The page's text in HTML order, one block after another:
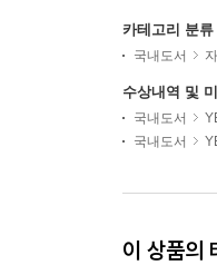
카테고리 분류
국내도서
수상내역 및
국내도서
국내도서
이 상품의